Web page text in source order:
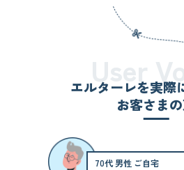
エルターレを実際
お客さま
70代 男性 ご自宅